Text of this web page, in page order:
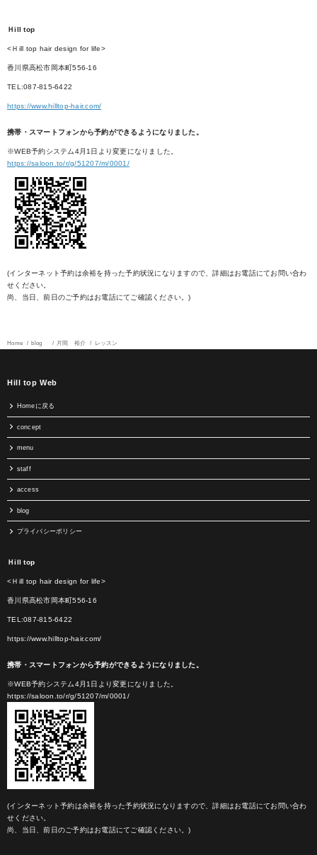
Ｈill top
<Ｈill top hair design for life>
香川県高松市岡本町556-16
TEL:087-815-6422
https://www.hilltop-hair.com/
携帯・スマートフォンから予約ができるようになりました。
※WEB予約システム4月1日より変更になりました。
https://saloon.to/r/g/51207/m/0001/
(インターネット予約は余裕を持った予約状況になりますので、詳細はお電話にてお問い合わ
せください。
尚、当日、前日のご予約はお電話にてご確認ください。)
Home blog 片岡 裕介 レッスン
Hill top Web
Homeに戻る
concept
menu
staff
access
blog
プライバシーポリシー
Ｈill top
<Ｈill top hair design for life>
香川県高松市岡本町556-16
TEL:087-815-6422
https://www.hilltop-hair.com/
携帯・スマートフォンから予約ができるようになりました。
※WEB予約システム4月1日より変更になりました。
https://saloon.to/r/g/51207/m/0001/
(インターネット予約は余裕を持った予約状況になりますので、詳細はお電話にてお問い合わ
せください。
尚、当日、前日のご予約はお電話にてご確認ください。)